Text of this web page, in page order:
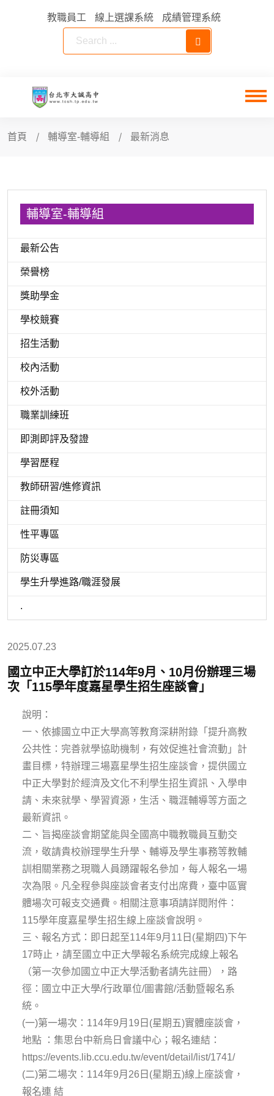
教職員工 線上選課系統 成績管理系統
首頁 輔導室-輔導組 最新消息
輔導室-輔導組
最新公告
榮譽榜
獎助學金
學校競賽
招生活動
校內活動
校外活動
職業訓練班
即測即評及發證
學習歷程
教師研習/進修資訊
註冊須知
性平專區
防災專區
學生升學進路/職涯發展
.
2025.07.23
國立中正大學訂於114年9月、10月份辦理三場
次「115學年度嘉星學生招生座談會」
說明：
一、依據國立中正大學高等教育深耕附錄「提升高教
公共性：完善就學協助機制，有效促進社會流動」計
畫目標，特辦理三場嘉星學生招生座談會，提供國立
中正大學對於經濟及文化不利學生招生資訊、入學申
請、未來就學、學習資源，生活、職涯輔導等方面之
最新資訊。
二、旨揭座談會期望能與全國高中職教職員互動交
流，敬請貴校辦理學生升學、輔導及學生事務等教輔
訓相關業務之現職人員踴躍報名參加，每人報名一場
次為限。凡全程參與座談會者支付出席費，臺中區實
體場次可報支交通費。相關注意事項請詳閱附件：
115學年度嘉星學生招生線上座談會說明。
三、報名方式：即日起至114年9月11日(星期四)下午
17時止，請至國立中正大學報名系統完成線上報名
（第一次參加國立中正大學活動者請先註冊），路
徑：國立中正大學/行政單位/圖書館/活動暨報名系
統。
(一)第一場次：114年9月19日(星期五)實體座談會，
地點 ：集思台中新烏日會議中心；報名連結：
https://events.lib.ccu.edu.tw/event/detail/list/1741/
(二)第二場次：114年9月26日(星期五)線上座談會，
報名連 結